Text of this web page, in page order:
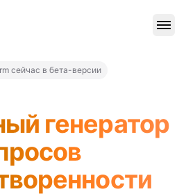
сейчас в бета-версии
генератор